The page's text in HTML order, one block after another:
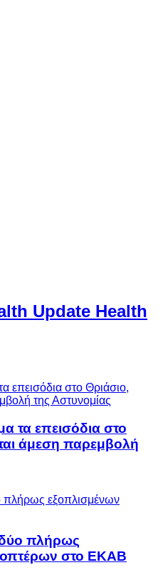
Update Health
τα επεισόδια στο
άμεση παρεμβολή
πλήρως
στο ΕΚΑΒ